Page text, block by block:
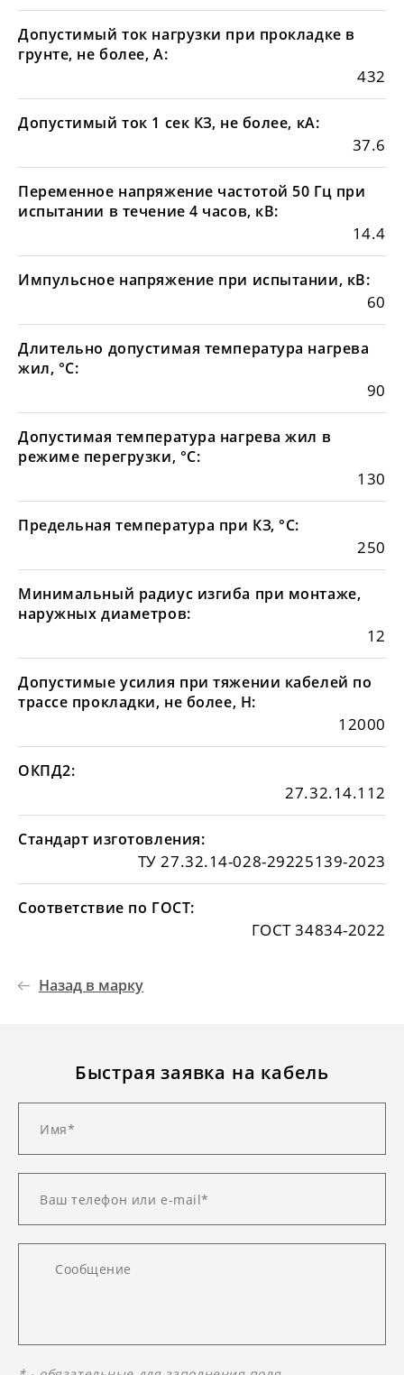
Допустимый ток нагрузки при прокладке в
грунте, не более, А:
432
Допустимый ток 1 сек КЗ, не более, кА:
37.6
Переменное напряжение частотой 50 Гц при
испытании в течение 4 часов, кВ:
14.4
Импульсное напряжение при испытании, кВ:
60
Длительно допустимая температура нагрева
жил, °С:
90
Допустимая температура нагрева жил в
режиме перегрузки, °С:
130
Предельная температура при КЗ, °С:
250
Минимальный радиус изгиба при монтаже,
наружных диаметров:
12
Допустимые усилия при тяжении кабелей по
трассе прокладки, не более, Н:
12000
ОКПД2:
27.32.14.112
Стандарт изготовления:
ТУ 27.32.14-028-29225139-2023
Соответствие по ГОСТ:
ГОСТ 34834-2022
Назад в марку
Быстрая заявка на кабель